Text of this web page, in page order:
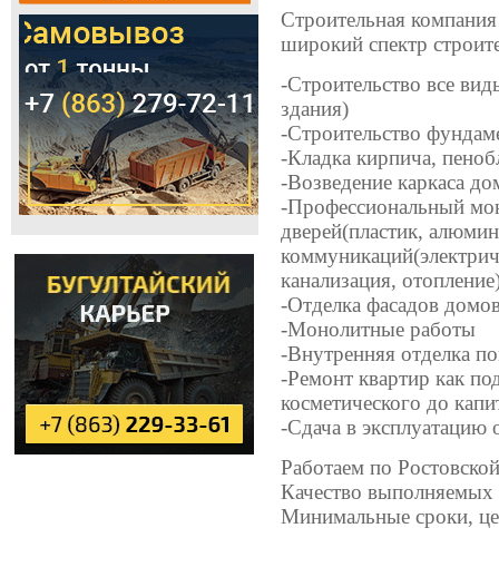
Строительная
широкий спектр
-Строительство все
здания)
-Строительство
-Кладка кирпича,
-Возведение каркаса
-Профессиональный
дверей(пластик,
канализация,
-Отделка фасадов
-Монолитные работы
-Внутренняя отделка
-Ремонт квартир как
косметического до
-Сдача в эксплуатацию
Работаем по
Качество выполняемых
Минимальные сроки,